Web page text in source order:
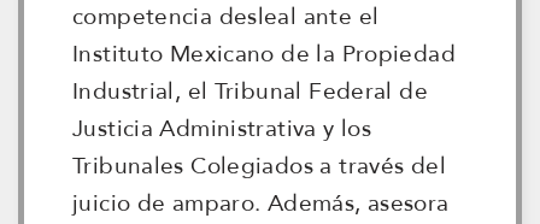
competencia desleal ante el
Instituto Mexicano de la Propiedad
Industrial, el Tribunal Federal de
Justicia Administrativa y los
Tribunales Colegiados a través del
juicio de amparo. Además, asesora